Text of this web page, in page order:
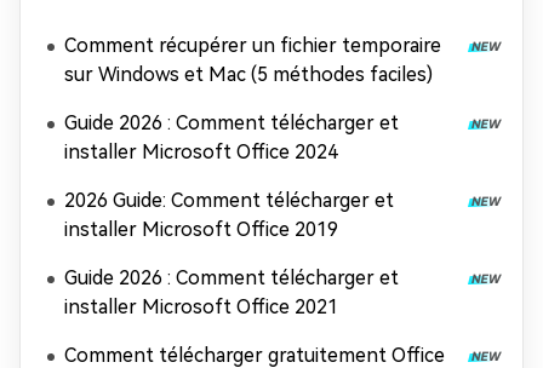
Comment récupérer un fichier temporaire
sur Windows et Mac (5 méthodes faciles)
Guide 2026 : Comment télécharger et
installer Microsoft Office 2024
2026 Guide: Comment télécharger et
installer Microsoft Office 2019
Guide 2026 : Comment télécharger et
installer Microsoft Office 2021
Comment télécharger gratuitement Office